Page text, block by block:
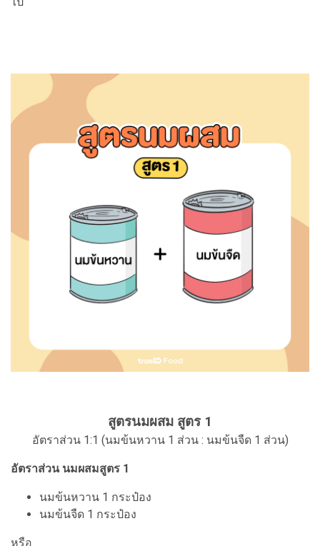
สูตรนมผสม สูตร 1
อัตราส่วน 1:1 (นมข้นหวาน 1 ส่วน : นมข้นจืด 1 ส่วน)
อัตราส่วน นมผสมสูตร 1
นมข้นหวาน 1 กระป๋อง
นมข้นจืด 1 กระป๋อง
หรือ